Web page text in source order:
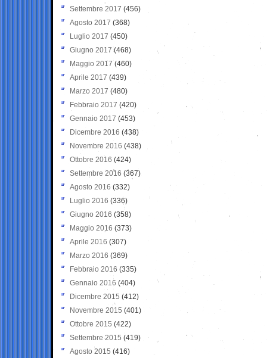
Settembre 2017 (456)
Agosto 2017 (368)
Luglio 2017 (450)
Giugno 2017 (468)
Maggio 2017 (460)
Aprile 2017 (439)
Marzo 2017 (480)
Febbraio 2017 (420)
Gennaio 2017 (453)
Dicembre 2016 (438)
Novembre 2016 (438)
Ottobre 2016 (424)
Settembre 2016 (367)
Agosto 2016 (332)
Luglio 2016 (336)
Giugno 2016 (358)
Maggio 2016 (373)
Aprile 2016 (307)
Marzo 2016 (369)
Febbraio 2016 (335)
Gennaio 2016 (404)
Dicembre 2015 (412)
Novembre 2015 (401)
Ottobre 2015 (422)
Settembre 2015 (419)
Agosto 2015 (416)